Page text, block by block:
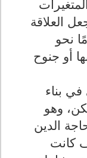
العلاقة
نحو
أو جنوح
بناء
وهو
الدين
كانت